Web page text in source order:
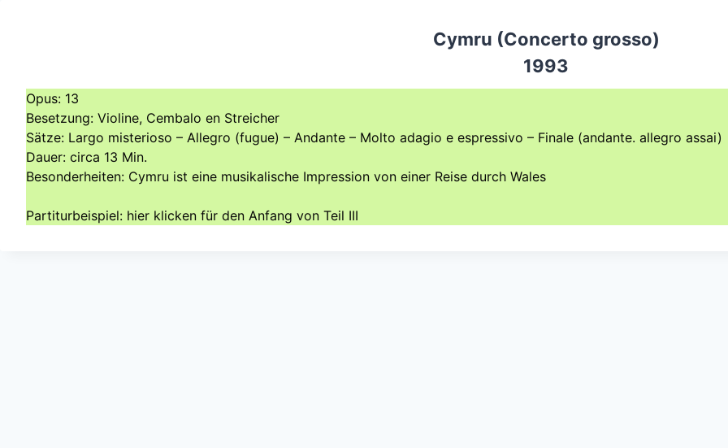
Cymru (Concerto grosso)
1993
Opus: 13
Besetzung: Violine, Cembalo en Streicher
Sätze: Largo misterioso – Allegro (fugue) – Andante – Molto adagio e espressivo – Finale (andante. allegro assai)
Dauer: circa 13 Min.
Besonderheiten: Cymru ist eine musikalische Impression von einer Reise durch Wales
Partiturbeispiel: hier klicken für den Anfang von Teil III